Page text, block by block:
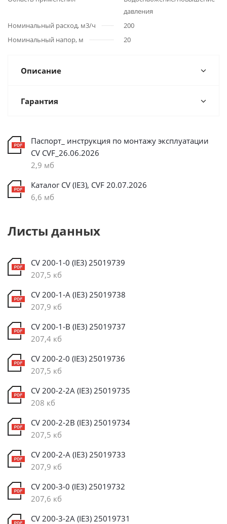
давления
Номинальный расход, м3/ч
200
Номинальный напор, м
20
Описание
Гарантия
Паспорт_ инструкция по монтажу эксплуатации
CV CVF_26.06.2026
2,9 мб
Каталог CV (IE3), CVF 20.07.2026
6,6 мб
Листы данных
CV 200-1-0 (IE3) 25019739
207,5 кб
CV 200-1-A (IE3) 25019738
207,9 кб
CV 200-1-B (IE3) 25019737
207,4 кб
CV 200-2-0 (IE3) 25019736
207,5 кб
CV 200-2-2A (IE3) 25019735
208 кб
CV 200-2-2B (IE3) 25019734
207,5 кб
CV 200-2-A (IE3) 25019733
207,9 кб
CV 200-3-0 (IE3) 25019732
207,6 кб
CV 200-3-2A (IE3) 25019731